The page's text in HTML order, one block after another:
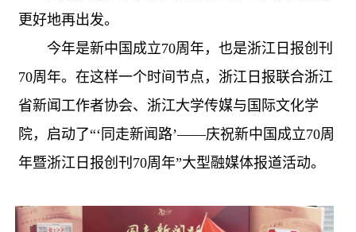
更好地再出发。
今年是新中国成立70周年，也是浙江日报创刊
70周年。在这样一个时间节点，浙江日报联合浙江
省新闻工作者协会、浙江大学传媒与国际文化学
院，启动了“‘同走新闻路’——庆祝新中国成立70周
年暨浙江日报创刊70周年”大型融媒体报道活动。